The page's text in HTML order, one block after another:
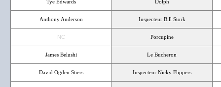
Tye Edwards Dolph
Anthony Anderson Inspecteur Bill Stork
NC Porcupine
James Belushi Le Bucheron
David Ogden Stiers Inspecteur Nicky Flippers